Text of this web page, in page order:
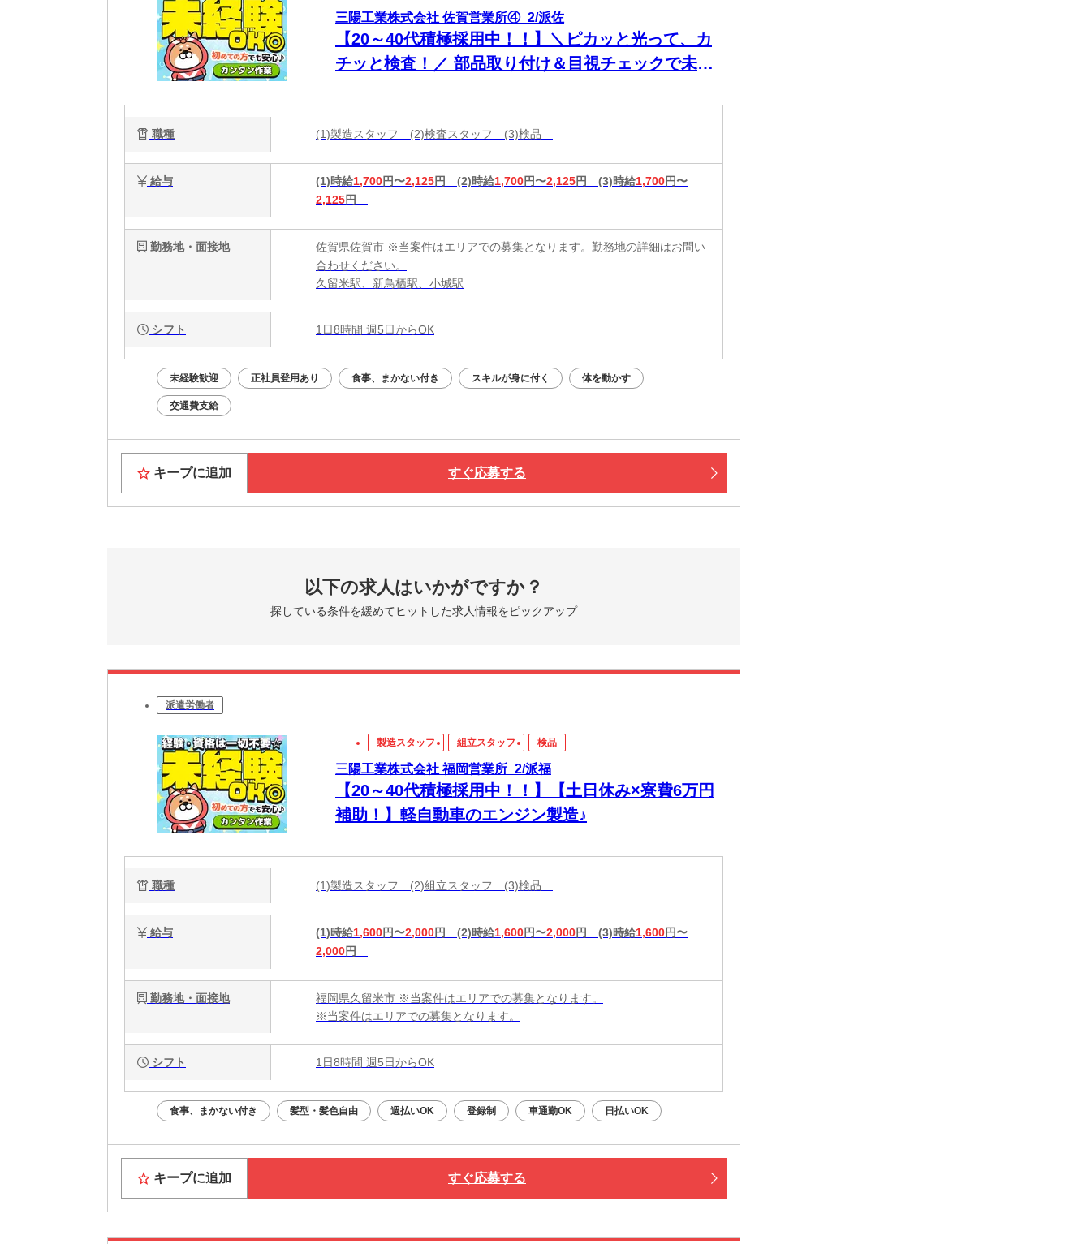
三陽工業株式会社 佐賀営業所④_2/派佐
【20～40代積極採用中！！】＼ピカッと光って、カ
チッと検査！／ 部品取り付け＆目視チェックで未経
職種 (1)製造スタッフ (2)検査スタッフ (3)検品
給与 (1)時給1,700円〜2,125円 (2)時給1,700円〜2,125円 (3)時給1,700円〜
2,125円
勤務地・面接地
佐賀県佐賀市 ※当案件はエリアでの募集となります。勤務地の詳細はお問い
合わせください。
久留米駅、新鳥栖駅、小城駅
シフト 1日8時間 週5日からOK
未経験歓迎 正社員登用あり 食事、まかない付き スキルが身に付く 体を動かす
交通費支給
キープに追加 すぐ応募する
以下の求人はいかがですか？
探している条件を緩めてヒットした求人情報をピックアップ
派遣労働者
製造スタッフ 組立スタッフ 検品
三陽工業株式会社 福岡営業所_2/派福
【20～40代積極採用中！！】【土日休み×寮費6万円
補助！】軽自動車のエンジン製造♪
職種 (1)製造スタッフ (2)組立スタッフ (3)検品
給与 (1)時給1,600円〜2,000円 (2)時給1,600円〜2,000円 (3)時給1,600円〜
2,000円
勤務地・面接地
福岡県久留米市 ※当案件はエリアでの募集となります。
※当案件はエリアでの募集となります。
シフト 1日8時間 週5日からOK
食事、まかない付き 髪型・髪色自由 週払いOK 登録制 車通勤OK 日払いOK
キープに追加 すぐ応募する